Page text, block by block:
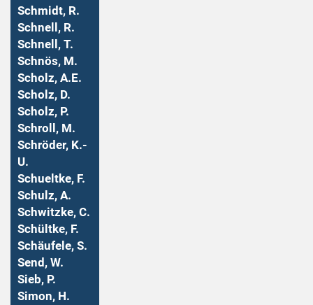
Schmidt, R.
Schnell, R.
Schnell, T.
Schnös, M.
Scholz, A.E.
Scholz, D.
Scholz, P.
Schroll, M.
Schröder, K.-
U.
Schueltke, F.
Schulz, A.
Schwitzke, C.
Schültke, F.
Schäufele, S.
Send, W.
Sieb, P.
Simon, H.